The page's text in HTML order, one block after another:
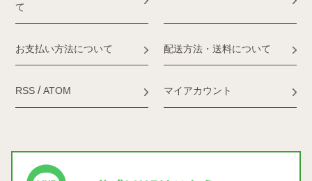
て
お支払い方法について 配送方法・送料について
RSS/ATOM マイアカウント